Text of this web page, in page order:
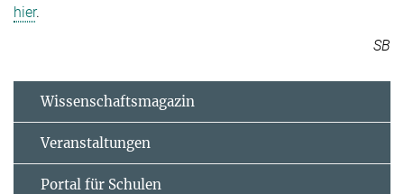
hier.
SB
Wissenschaftsmagazin
Veranstaltungen
Portal für Schulen